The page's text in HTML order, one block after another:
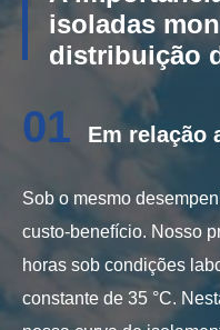
isoladas
distribuição
01 Em relação
Sob o mesmo
custo-benefício. Nosso
horas sob condições
constante de 35 °C.